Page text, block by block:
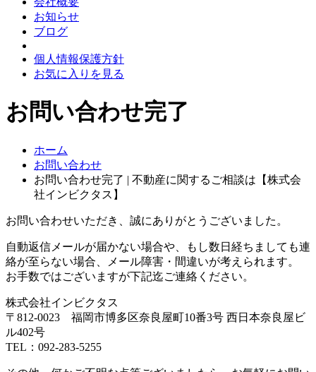
お知らせ
ブログ
個人情報保護方針
お気に入りを見る
お問い合わせ完了
ホーム
お問い合わせ
お問い合わせ完了 | 不動産に関するご相談は【株式会
社インビクタス】
お問い合わせいただき、誠にありがとうございました。
自動返信メールが届かない場合や、もし数日経ちましても連
絡が至らない場合、メール障害・間違いが考えられます。
お手数ではございますが下記迄ご連絡ください。
株式会社インビクタス
〒812-0023 福岡市博多区奈良屋町10番3号 西日本奈良屋ビ
ル402号
TEL：092-283-5255